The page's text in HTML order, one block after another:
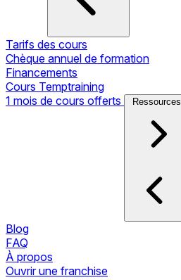
Tarifs des cours
Chèque annuel de formation
Financements
Cours Temptraining
1 mois de cours offerts
Ressources
Blog
FAQ
À propos
Ouvrir une franchise